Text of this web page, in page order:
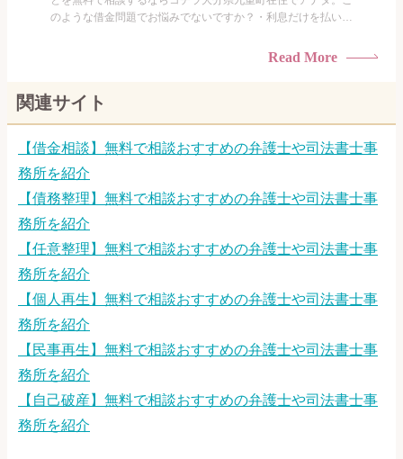
のような借金問題でお悩みでないですか？・利息だけを払い続
られたくない・借金の催促、取り立てで憂鬱になる。・闇金に
がありま...
Read More
関連サイト
【借金相談】無料で相談おすすめの弁護士や司法書士事
務所を紹介
【債務整理】無料で相談おすすめの弁護士や司法書士事
務所を紹介
【任意整理】無料で相談おすすめの弁護士や司法書士事
務所を紹介
【個人再生】無料で相談おすすめの弁護士や司法書士事
務所を紹介
【民事再生】無料で相談おすすめの弁護士や司法書士事
務所を紹介
【自己破産】無料で相談おすすめの弁護士や司法書士事
務所を紹介